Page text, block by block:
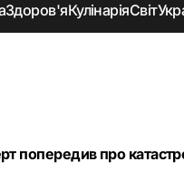
Здоров'яКулінаріяСвіт
попередив про